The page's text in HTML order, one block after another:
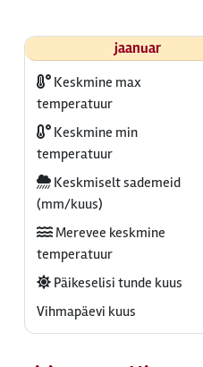
jaanuar
Keskmine max
temperatuur
Keskmine min
temperatuur
Keskmiselt sademeid
(mm/kuus)
Merevee keskmine
temperatuur
Päikeselisi tunde kuus
Vihmapäevi kuus